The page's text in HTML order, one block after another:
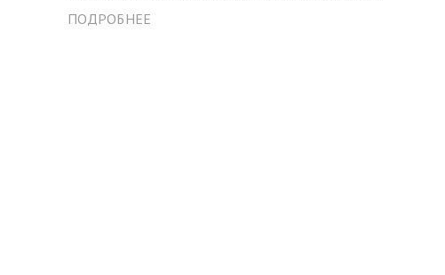
ПОДРОБНЕЕ